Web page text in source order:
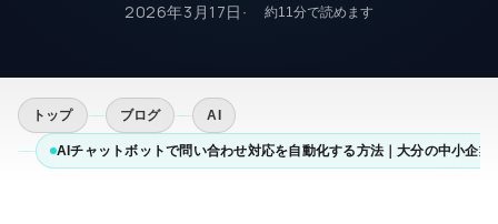
2026年3月17日 約11 分で読めます
トップ ブログ AI
AIチャットボットで問い合わせ対応を自動化する方法｜大分の中小企業